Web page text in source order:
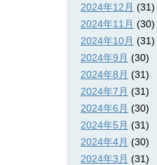
2024年12月 (31)
2024年11月 (30)
2024年10月 (31)
2024年9月 (30)
2024年8月 (31)
2024年7月 (31)
2024年6月 (30)
2024年5月 (31)
2024年4月 (30)
2024年3月 (31)